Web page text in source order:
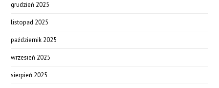
grudzień 2025
listopad 2025
październik 2025
wrzesień 2025
sierpień 2025